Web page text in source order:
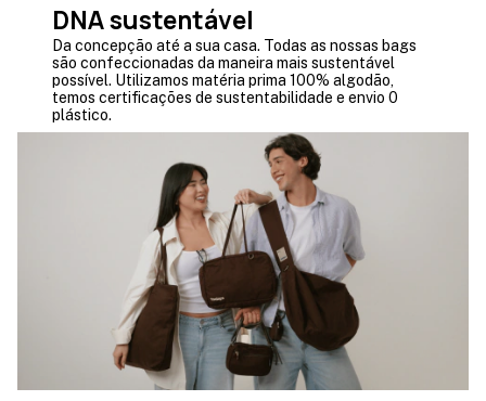
DNA sustentável
Da concepção até a sua casa. Todas as nossas bags
são confeccionadas da maneira mais sustentável
possível. Utilizamos matéria prima 100% algodão,
temos certificações de sustentabilidade e envio 0
plástico.